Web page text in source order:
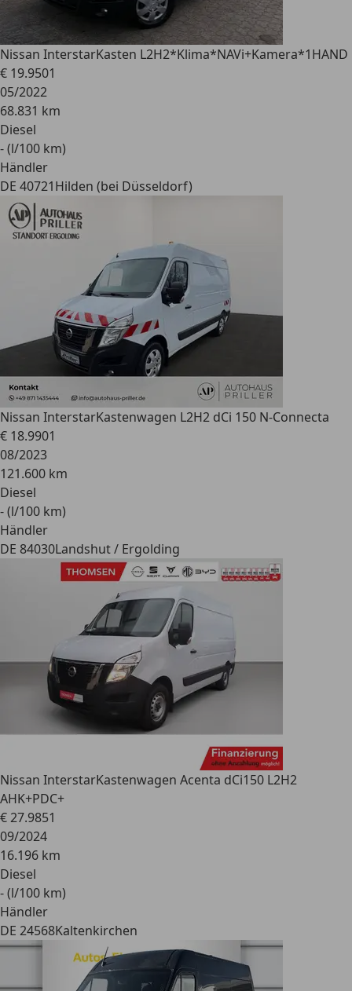
Nissan InterstarKasten L2H2*Klima*NAVi+Kamera*1HAND
€ 19.9501
05/2022
68.831 km
Diesel
- (l/100 km)
Händler
DE 40721Hilden (bei Düsseldorf)
Nissan InterstarKastenwagen L2H2 dCi 150 N-Connecta
€ 18.9901
08/2023
121.600 km
Diesel
- (l/100 km)
Händler
DE 84030Landshut / Ergolding
Nissan InterstarKastenwagen Acenta dCi150 L2H2
AHK+PDC+
€ 27.9851
09/2024
16.196 km
Diesel
- (l/100 km)
Händler
DE 24568Kaltenkirchen